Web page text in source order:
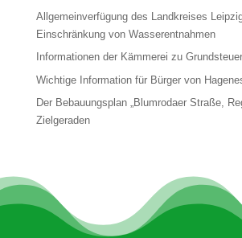
Allgemeinverfügung des Landkreises
Einschränkung von Wasserentnahmen
Informationen der Kämmerei zu
Wichtige Information für Bürger von
Der Bebauungsplan „Blumrodaer Straße,
Zielgeraden